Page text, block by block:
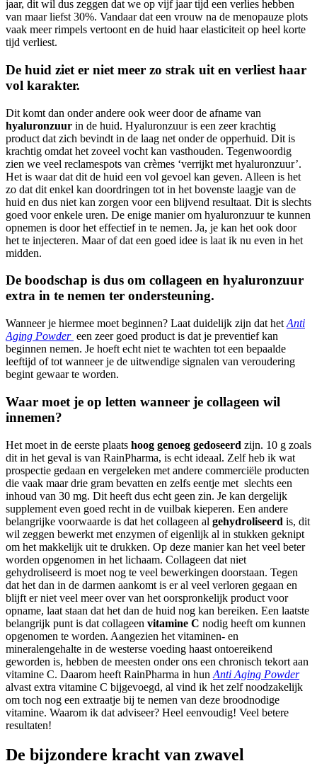
jaar, dit wil dus zeggen dat we op vijf jaar tijd een verlies hebben
van maar liefst 30%. Vandaar dat een vrouw na de menopauze plots
vaak meer rimpels vertoont en de huid haar elasticiteit op heel korte
tijd verliest.
De huid ziet er niet meer zo strak uit en verliest haar
vol karakter.
Dit komt dan onder andere ook weer door de afname van
hyaluronzuur in de huid. Hyaluronzuur is een zeer krachtig
product dat zich bevindt in de laag net onder de opperhuid. Dit is
krachtig omdat het zoveel vocht kan vasthouden. Tegenwoordig
zien we veel reclamespots van crèmes ‘verrijkt met hyaluronzuur’.
Het is waar dat dit de huid een vol gevoel kan geven. Alleen is het
zo dat dit enkel kan doordringen tot in het bovenste laagje van de
huid en dus niet kan zorgen voor een blijvend resultaat. Dit is slechts
goed voor enkele uren. De enige manier om hyaluronzuur te kunnen
opnemen is door het effectief in te nemen. Ja, je kan het ook door
het te injecteren. Maar of dat een goed idee is laat ik nu even in het
midden.
De boodschap is dus om collageen en hyaluronzuur
extra in te nemen ter ondersteuning.
Wanneer je hiermee moet beginnen? Laat duidelijk zijn dat het Anti
Aging Powder een zeer goed product is dat je preventief kan
beginnen nemen. Je hoeft echt niet te wachten tot een bepaalde
leeftijd of tot wanneer je de uitwendige signalen van veroudering
begint gewaar te worden.
Waar moet je op letten wanneer je collageen wil
innemen?
Het moet in de eerste plaats hoog genoeg gedoseerd zijn. 10 g zoals
dit in het geval is van RainPharma, is echt ideaal. Zelf heb ik wat
prospectie gedaan en vergeleken met andere commerciële producten
die vaak maar drie gram bevatten en zelfs eentje met slechts een
inhoud van 30 mg. Dit heeft dus echt geen zin. Je kan dergelijk
supplement even goed recht in de vuilbak kieperen. Een andere
belangrijke voorwaarde is dat het collageen al gehydroliseerd is, dit
wil zeggen bewerkt met enzymen of eigenlijk al in stukken geknipt
om het makkelijk uit te drukken. Op deze manier kan het veel beter
worden opgenomen in het lichaam. Collageen dat niet
gehydroliseerd is moet nog te veel bewerkingen doorstaan. Tegen
dat het dan in de darmen aankomt is er al veel verloren gegaan en
blijft er niet veel meer over van het oorspronkelijk product voor
opname, laat staan dat het dan de huid nog kan bereiken. Een laatste
belangrijk punt is dat collageen vitamine C nodig heeft om kunnen
opgenomen te worden. Aangezien het vitaminen- en
mineralengehalte in de westerse voeding haast ontoereikend
geworden is, hebben de meesten onder ons een chronisch tekort aan
vitamine C. Daarom heeft RainPharma in hun Anti Aging Powder
alvast extra vitamine C bijgevoegd, al vind ik het zelf noodzakelijk
om toch nog een extraatje bij te nemen van deze broodnodige
vitamine. Waarom ik dat adviseer? Heel eenvoudig! Veel betere
resultaten!
De bijzondere kracht van zwavel